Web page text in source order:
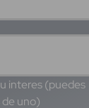
interes (puedes
de uno)